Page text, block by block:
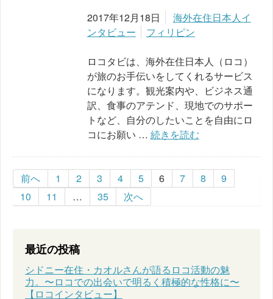
2017年12月18日
海外在住日本人イ
ンタビュー
フィリピン
ロコタビは、海外在住日本人（ロコ）
が旅のお手伝いをしてくれるサービス
になります。観光案内や、ビジネス通
訳、食事のアテンド、現地でのサポー
トなど、自分のしたいことを自由にロ
コにお願い … 続きを読む
前へ 1 2 3 4 5 6 7 8
9
10
11 … 35 次へ
最近の投稿
シドニー在住・カオルさんが語るロコ活動の魅
力。〜ロコでの出会いで明るく積極的な性格に〜
【ロコインタビュー】